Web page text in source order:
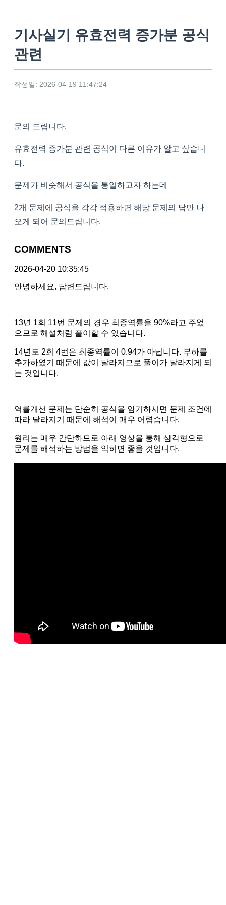
기사실기 유효전력 증가분 공식
관련
작성일: 2026-04-19 11:47:24
문의 드립니다.
유효전력 증가분 관련 공식이 다른 이유가 알고 싶습니
다.
문제가 비슷해서 공식을 통일하고자 하는데
2개 문제에 공식을 각각 적용하면 해당 문제의 답만 나
오게 되어 문의드립니다.
COMMENTS
2026-04-20 10:35:45
안녕하세요, 답변드립니다.
13년 1회 11번 문제의 경우 최종역률을 90%라고 주었
으므로 해설처럼 풀이할 수 있습니다.
14년도 2회 4번은 최종역률이 0.94가 아닙니다. 부하를
추가하였기 때문에 값이 달라지므로 풀이가 달라지게 되
는 것입니다.
역률개선 문제는 단순히 공식을 암기하시면 문제 조건에
따라 달라지기 때문에 해석이 매우 어렵습니다.
원리는 매우 간단하므로 아래 영상을 통해 삼각형으로
문제를 해석하는 방법을 익히면 좋을 것입니다.